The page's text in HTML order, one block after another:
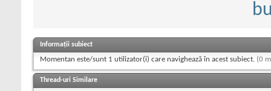
Informații subiect
Momentan este/sunt 1 utilizator(i) care navighează în acest subiect. (0
Thread-uri Similare